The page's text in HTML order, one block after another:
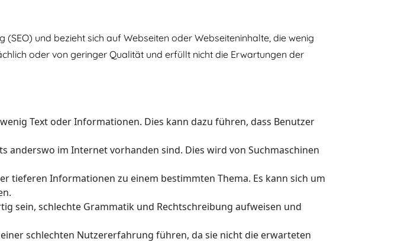
und bezieht sich auf Webseiten oder Webseiteninhalte, die wenig
oder von geringer Qualität und erfüllt nicht die Erwartungen der
Text oder Informationen. Dies kann dazu führen, dass Benutzer
anderswo im Internet vorhanden sind. Dies wird von Suchmaschinen
tieferen Informationen zu einem bestimmten Thema. Es kann sich um
sein, schlechte Grammatik und Rechtschreibung aufweisen und
schlechten Nutzererfahrung führen, da sie nicht die erwarteten